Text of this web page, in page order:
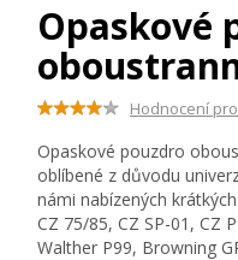
Opaskové
Hodnocení
Opaskové pouzdro
oblíbené z důvodu
námi nabízených
CZ 75/85, CZ SP-01, CZ
Walther P99, Browning